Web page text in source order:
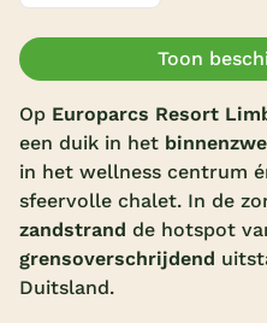
Onze
Toon
Op Europarcs Resort
een duik in het
in het wellness centrum
sfeervolle chalet. In de
zandstrand de hotspot
grensoverschrijdend
Duitsland.